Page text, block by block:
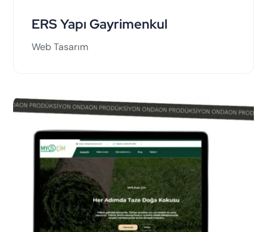
ERS Yapı Gayrimenkul
Web Tasarım